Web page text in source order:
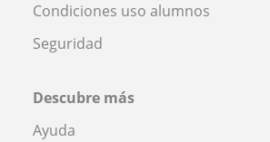
Condiciones uso alumnos
Seguridad
Descubre más
Ayuda